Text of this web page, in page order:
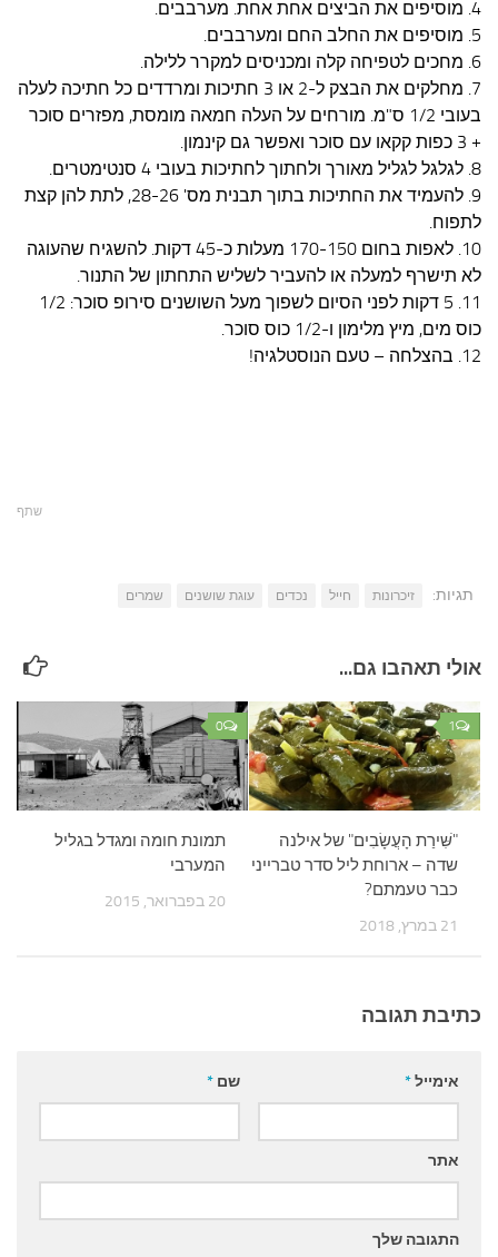
4. מוסיפים את הביצים אחת אחת. מערבבים.
5. מוסיפים את החלב החם ומערבבים.
6. מחכים לטפיחה קלה ומכניסים למקרר ללילה.
7. מחלקים את הבצק ל-2 או 3 חתיכות ומרדדים כל חתיכה לעלה
בעובי 1/2 ס"מ. מורחים על העלה חמאה מומסת, מפזרים סוכר
+ 3 כפות קקאו עם סוכר ואפשר גם קינמון.
8. לגלגל לגליל מאורך ולחתוך לחתיכות בעובי 4 סנטימטרים.
9. להעמיד את החתיכות בתוך תבנית מס' 28-26, לתת להן קצת
לתפוח.
10. לאפות בחום 170-150 מעלות כ-45 דקות. להשגיח שהעוגה
לא תישרף למעלה או להעביר לשליש התחתון של התנור.
11. 5 דקות לפני הסיום לשפוך מעל השושנים סירופ סוכר: 1/2
כוס מים, מיץ מלימון ו-1/2 כוס סוכר.
12. בהצלחה – טעם הנוסטלגיה
!
שתף
תגיות: זיכרונות חייל נכדים עוגת שושנים שמרים
אולי תאהבו גם...
0
תמונת חומה ומגדל בגליל
המערבי
20 בפברואר, 2015
1
"שִּׁירַת הָעֲשָׂבִים" של אילנה
שדה – ארוחת ליל סדר טברייני
כבר טעמתם?
21 במרץ, 2018
כתיבת תגובה
שם * אימייל*
אתר
התגובה שלך